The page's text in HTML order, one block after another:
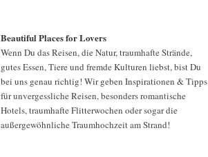
Beautiful Places for Lovers
Wenn Du das Reisen, die Natur, traumhafte Strände,
gutes Essen, Tiere und fremde Kulturen liebst, bist Du
bei uns genau richtig! Wir geben Inspirationen & Tipps
für unvergessliche Reisen, besonders romantische
Hotels, traumhafte Flitterwochen oder sogar die
außergewöhnliche Traumhochzeit am Strand!